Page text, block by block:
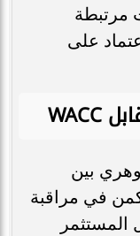
مرتبطة
على
بين
في مراقبة
المستثمر